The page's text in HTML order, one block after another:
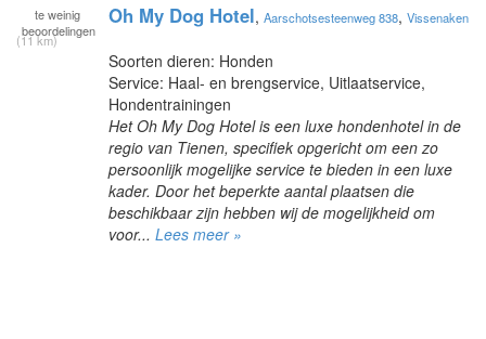
te weinig
beoordelingen
Oh My Dog Hotel, Aarschotsesteenweg 838, Vissenaken
(11 km)
Soorten dieren: Honden
Service: Haal- en brengservice, Uitlaatservice,
Hondentrainingen
Het Oh My Dog Hotel is een luxe hondenhotel in de
regio van Tienen, specifiek opgericht om een zo
persoonlijk mogelijke service te bieden in een luxe
kader. Door het beperkte aantal plaatsen die
beschikbaar zijn hebben wij de mogelijkheid om
voor... Lees meer »